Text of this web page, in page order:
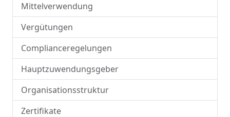
Mittelverwendung
Vergütungen
Complianceregelungen
Hauptzuwendungsgeber
Organisationsstruktur
Zertifikate